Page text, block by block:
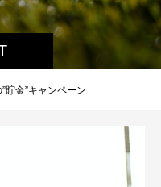
貯金”キャンペーン